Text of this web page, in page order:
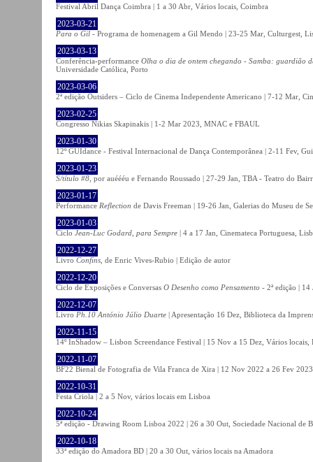
Festival Abril Dança Coimbra | 1 a 30 Abr, Vários locais, Coimbra
2023-03-21
Para o Gil - Programa de homenagem a Gil Mendo | 23-25 Mar, Culturgest,
2023-03-13
Conferência-performance Olha o dia de ontem chegando - Samba: guardião
Universidade Católica, Porto
2023-03-06
2ª edição Outsiders – Ciclo de Cinema Independente Americano | 7-12 Mar,
2023-02-25
Congresso Nikias Skapinakis | 1-2 Mar 2023, MNAC e FBAUL
2023-01-30
12º GUIdance - Festival Internacional de Dança Contemporânea | 2-11 Fev,
2023-01-23
S/título #8 , por auéééu e Fernando Roussado | 27-29 Jan, TBA - Teatro do
2023-01-17
Performance Reflection de Davis Freeman | 19-26 Jan, Galerias do Museu de
2023-01-03
Ciclo Jean-Luc Godard, para Sempre | 4 a 17 Jan, Cinemateca Portuguesa,
2022-12-27
Livro Confins , de Enric Vives-Rubio | Edição de autor
2022-12-20
Ciclo de Exposições e Conversas O Desenho como Pensamento - 2ª edição |
2022-12-07
Livro Ph.10 António Júlio Duarte | Apresentação 16 Dez, Biblioteca da
2022-11-15
14º InShadow – Lisbon Screendance Festival | 15 Nov a 15 Dez, Vários locais,
2022-11-07
BF22 Bienal de Fotografia de Vila Franca de Xira | 12 Nov 2022 a 26 Fev
2022-10-31
Festa Criola | 2 a 5 Nov, vários locais em Lisboa
2022-10-24
5ª edição - Drawing Room Lisboa 2022 | 26 a 30 Out, Sociedade Nacional de
2022-10-18
33ª edição do Amadora BD | 20 a 30 Out, vários locais na Amadora